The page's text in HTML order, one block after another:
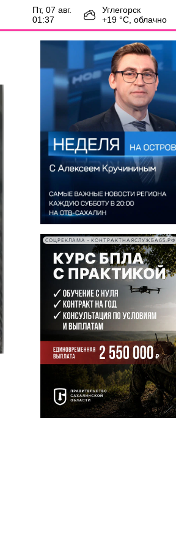
пт, 07 авг.
01:37
Углегорск
+19 °С, облачно
СОЦРЕКЛАМА • КОНТРАКТНАЯСЛУЖБА65.РФ